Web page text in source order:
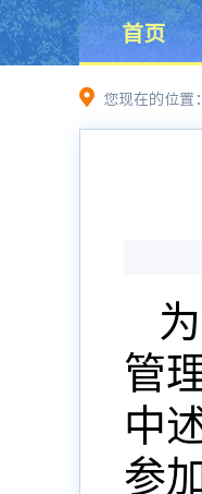
首页
您现在的位置：
管
中
参